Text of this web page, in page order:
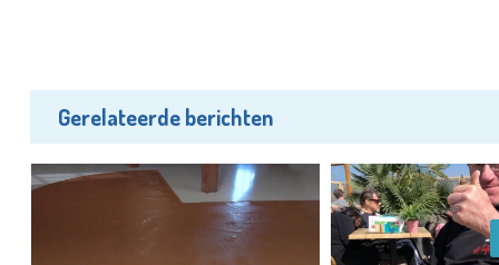
Gerelateerde berichten